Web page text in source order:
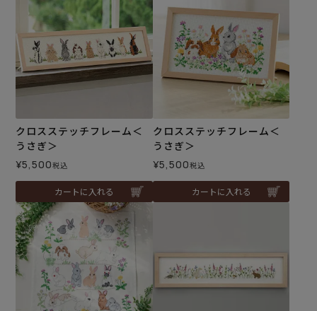
クロスステッチフレーム＜
うさぎ＞
¥5,500税込
カートに入れる
クロスステッチフレーム＜
うさぎ＞
¥5,500税込
カートに入れる